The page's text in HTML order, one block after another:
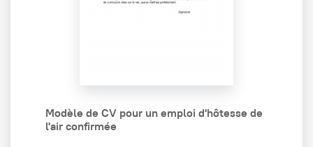
Modèle de CV pour un emploi d'hôtesse de
l'air confirmée